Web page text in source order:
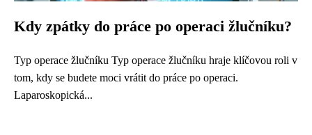
Kdy zpátky do práce po operaci žlučníku?
Typ operace žlučníku Typ operace žlučníku hraje klíčovou roli v
tom, kdy se budete moci vrátit do práce po operaci.
Laparoskopická...